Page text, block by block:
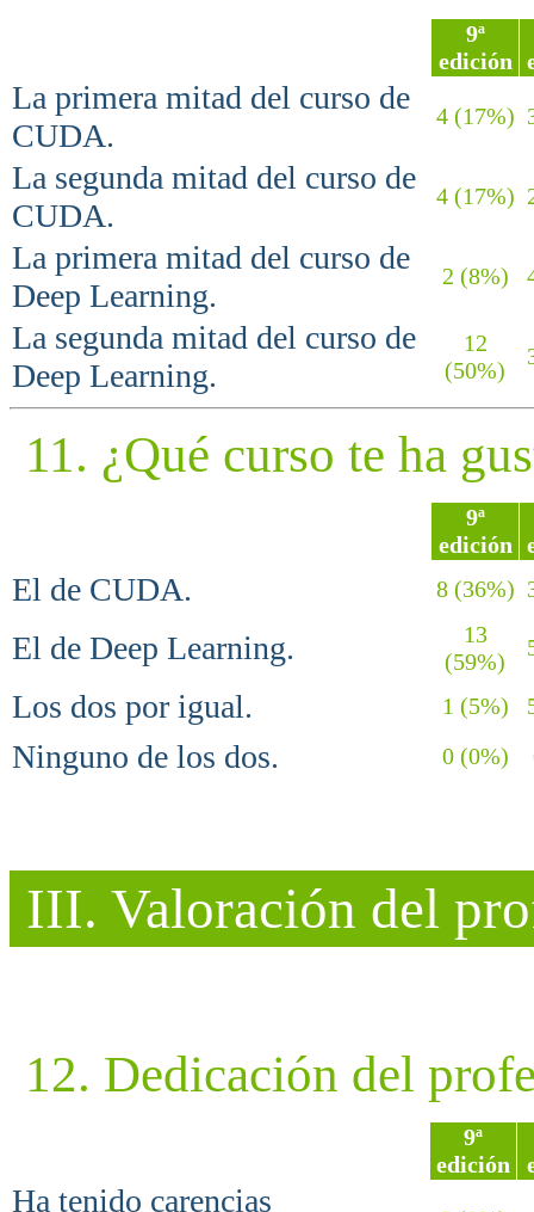
9ª
edición
La primera mitad del curso de
CUDA.
4 (17%)
La segunda mitad del curso de
CUDA.
4 (17%)
La primera mitad del curso de
Deep Learning.
2 (8%)
La segunda mitad del curso de
Deep Learning.
12
(50%)
11. ¿Qué curso te ha
9ª
edición
El de CUDA. 8 (36%)
El de Deep Learning.
13
(59%)
Los dos por igual. 1 (5%)
Ninguno de los dos. 0 (0%)
III. Valoración del
12. Dedicación del
9ª
edición
Ha tenido carencias